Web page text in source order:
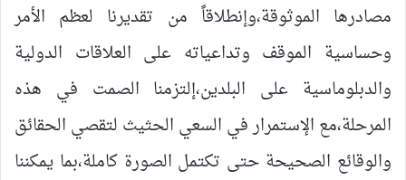
مصادرها الموثوقة،وإنطلاقاً من تقديرنا لعظم الأمر
وحساسية الموقف وتداعياته على العلاقات الدولية
والدبلوماسية على البلدين،إلتزمنا الصمت في هذه
المرحلة،مع الإستمرار في السعي الحثيث لتقصي الحقائق
والوقائع الصحيحة حتى تكتمل الصورة كاملة،بما يمكننا